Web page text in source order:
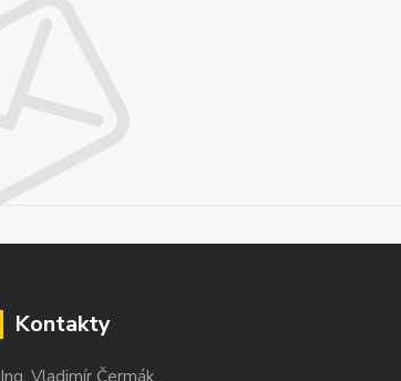
Kontakty
Ing. Vladimír Čermák